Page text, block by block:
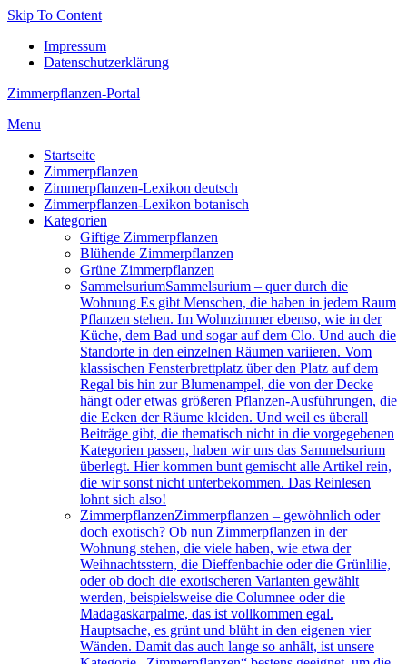
Skip To Content
Impressum
Datenschutzerklärung
Zimmerpflanzen-Portal
Menu
Startseite
Zimmerpflanzen
Zimmerpflanzen-Lexikon deutsch
Zimmerpflanzen-Lexikon botanisch
Kategorien
Giftige Zimmerpflanzen
Blühende Zimmerpflanzen
Grüne Zimmerpflanzen
Sam­mel­su­ri­umSammelsurium – quer durch die
Wohnung Es gibt Menschen, die haben in jedem Raum
Pflanzen stehen. Im Wohnzimmer ebenso, wie in der
Küche, dem Bad und sogar auf dem Clo. Und auch die
Standorte in den einzelnen Räumen variieren. Vom
klassischen Fensterbrettplatz über den Platz auf dem
Regal bis hin zur Blumenampel, die von der Decke
hängt oder etwas größeren Pflanzen-Ausführungen, die
die Ecken der Räume kleiden. Und weil es überall
Beiträge gibt, die thematisch nicht in die vorgegebenen
Kategorien passen, haben wir uns das Sammelsurium
überlegt. Hier kommen bunt gemischt alle Artikel rein,
die wir sonst nicht unterbekommen. Das Reinlesen
lohnt sich also!
ZimmerpflanzenZimmerpflanzen – gewöhnlich oder
doch exotisch? Ob nun Zimmerpflanzen in der
Wohnung stehen, die viele haben, wie etwa der
Weihnachtsstern, die Dieffenbachie oder die Grünlilie,
oder ob doch die exotischeren Varianten gewählt
werden, beispielsweise die Columnee oder die
Madagaskarpalme, das ist vollkommen egal.
Hauptsache, es grünt und blüht in den eigenen vier
Wänden. Damit das auch lange so anhält, ist unsere